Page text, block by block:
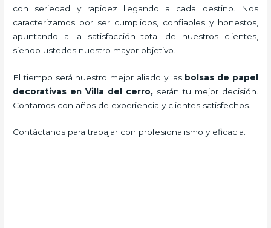
con seriedad y rapidez llegando a cada destino. Nos
caracterizamos por ser cumplidos, confiables y honestos,
apuntando a la satisfacción total de nuestros clientes,
siendo ustedes nuestro mayor objetivo.
El tiempo será nuestro mejor aliado y las bolsas de papel
decorativas en Villa del cerro, serán tu mejor decisión.
Contamos con años de experiencia y clientes satisfechos.
Contáctanos para trabajar con profesionalismo y eficacia.